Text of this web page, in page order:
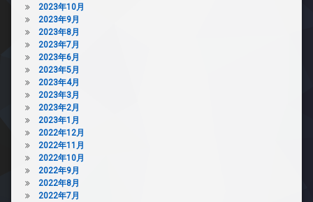
2023年10月
2023年9月
2023年8月
2023年7月
2023年6月
2023年5月
2023年4月
2023年3月
2023年2月
2023年1月
2022年12月
2022年11月
2022年10月
2022年9月
2022年8月
2022年7月